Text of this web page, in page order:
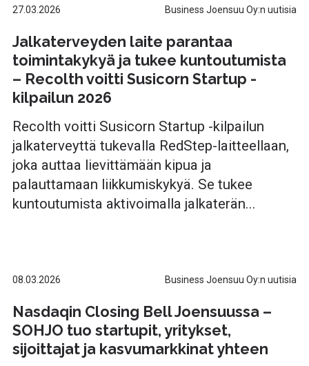
27.03.2026 Business Joensuu Oy:n uutisia
Jalkaterveyden laite parantaa
toimintakykyä ja tukee kuntoutumista
– Recolth voitti Susicorn Startup -
kilpailun 2026
Recolth voitti Susicorn Startup -kilpailun
jalkaterveyttä tukevalla RedStep-laitteellaan,
joka auttaa lievittämään kipua ja
palauttamaan liikkumiskykyä. Se tukee
kuntoutumista aktivoimalla jalkaterän...
08.03.2026 Business Joensuu Oy:n uutisia
Nasdaqin Closing Bell Joensuussa –
SOHJO tuo startupit, yritykset,
sijoittajat ja kasvumarkkinat yhteen